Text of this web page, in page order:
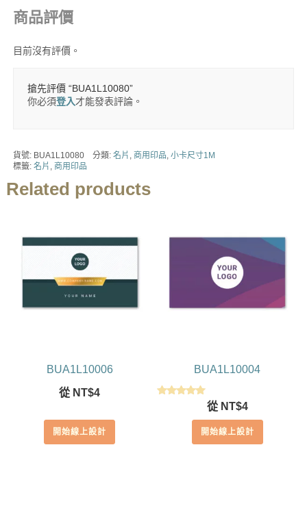
商品評價
目前沒有評價。
搶先評價 “BUA1L10080”
你必須登入才能發表評論。
貨號: BUA1L10080 分類: 名片 商用印品 小卡尺寸1M
標籤: 名片 商用印品
Related products
BUA1L10006
從 NT$4
開始線上設計
BUA1L10004
滿分 5
從 NT$4
開始線上設計